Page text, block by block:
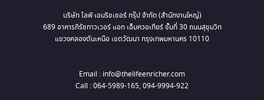
บริษัท ไลฟ์ เอนริชเชอร์ กรุ๊ป จำกัด (สำนักงานใหญ่)
689 อาคารภิรัชทาวเวอร์ แอท เอ็มควอเทียร์ ชั้นที่ 30 ถนนสุขุมวิท
แขวงคลองตันเหนือ เขตวัฒนา กรุงเทพมหานคร 10110
Email : info@thelifeenricher.com
Call : 064-5989-165, 094-9994-922